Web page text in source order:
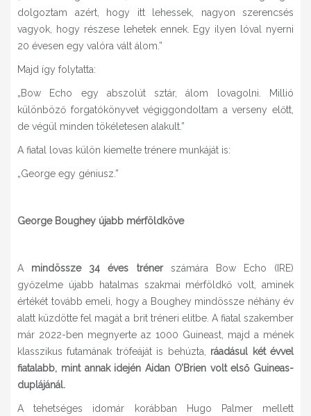
dolgoztam azért, hogy itt lehessek, nagyon szerencsés
vagyok, hogy részese lehetek ennek. Egy ilyen lóval nyerni
20 évesen egy valóra vált álom.”
Majd így folytatta:
„Bow Echo egy abszolút sztár, álom lovagolni. Millió
különböző forgatókönyvet végiggondoltam a verseny előtt,
de végül minden tökéletesen alakult.”
A fiatal lovas külön kiemelte trénere munkáját is:
„George egy géniusz.”
George Boughey újabb mérföldköve
A mindössze 34 éves trénerszámára Bow Echo (IRE)
győzelme újabb hatalmas szakmai mérföldkő volt, aminek
értékét tovább emeli, hogy a Boughey mindössze néhány év
alatt küzdötte fel magát a brit tréneri elitbe. A fiatal szakember
már 2022-ben megnyerte az 1000 Guineast, majd a mének
klasszikus futamának trófeáját is behúzta, ráadásul két évvel
fiatalabb, mint annak idején Aidan O’Brien volt első Guineas-
duplájánál.
A tehetséges idomár korábban Hugo Palmer mellett